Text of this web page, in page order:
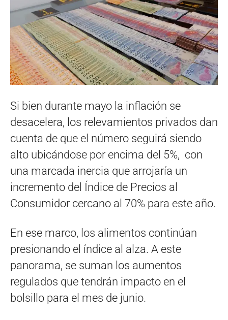
Si bien durante mayo la inflación se
desacelera, los relevamientos privados dan
cuenta de que el número seguirá siendo
alto ubicándose por encima del 5%, con
una marcada inercia que arrojaría un
incremento del Índice de Precios al
Consumidor cercano al 70% para este año.
En ese marco, los alimentos continúan
presionando el índice al alza. A este
panorama, se suman los aumentos
regulados que tendrán impacto en el
bolsillo para el mes de junio.